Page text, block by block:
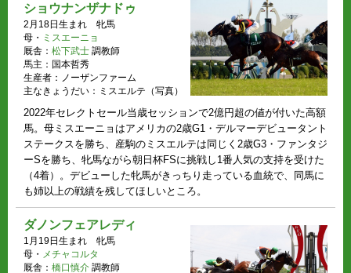
ショウナンザナドゥ
2月18日生まれ 牝馬
母・
ミスエーニョ
厩舎： 松下武士 調教師
馬主：国本哲秀
生産者：ノーザンファーム
主なきょうだい：ミスエルテ（写真）
2022年セレクトセール当歳セッションで2億円超の値が付いた高額
馬。母ミスエーニョはアメリカの2歳G1・デルマーデビュータント
ステークスを勝ち、産駒のミスエルテは同じく2歳G3・ファンタジ
ーSを勝ち、牝馬ながら朝日杯FSに挑戦し1番人気の支持を受けた
（4着）。デビューした牝馬がきっちり走っている血統で、同馬に
も姉以上の戦績を残してほしいところ。
ダノンフェアレディ
1月19日生まれ 牝馬
母・
メチャコルタ
厩舎： 橋口慎介 調教師